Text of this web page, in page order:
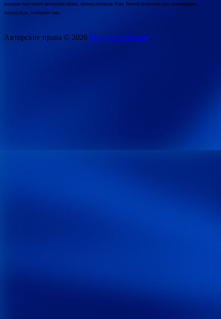
которые нарушают авторские права, принадлежащие Вам, Вашей компании или организации,
пожалуйста, сообщите нам.
Авторские права © 2026 Progressive Family..